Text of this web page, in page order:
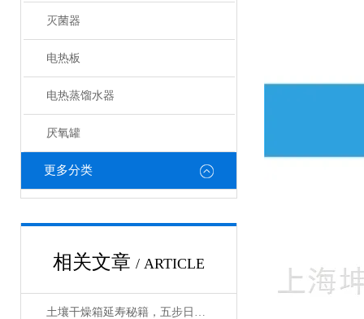
灭菌器
电热板
电热蒸馏水器
厌氧罐
更多分类
相关文章 / ARTICLE
土壤干燥箱延寿秘籍，五步日常养护法让实验数据更精准